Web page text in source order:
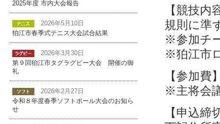
【競技
規則に準
※参加チ
※狛江市
【参加
※主将会
【申込
2025年度 市内大会報告
2026年5月10日
狛江市春季式テニス大会試合結果
2026年3月30日
第９回狛江市タグラグビー大会 開催の御
礼
2026年2月27日
令和８年度春季ソフトボール大会のお知ら
せ